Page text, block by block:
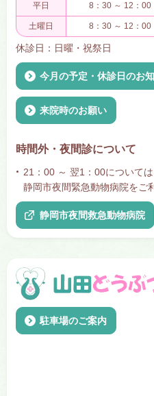
平日 8：30 ～ 12：00
土曜日 8：30 ～ 12：00
休診日：日曜・祝祭日
今月の予定・休診日のお
来院時のお願い
時間外・夜間診について
21：00 ～ 翌1：00については
静岡市夜間緊急動物病院をご
静岡市夜間救急動物病院
駐車場のご案内